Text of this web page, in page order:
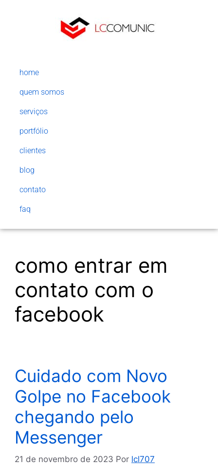
home
quem somos
serviços
portfólio
clientes
blog
contato
faq
como entrar em
contato com o
facebook
Cuidado com Novo
Golpe no Facebook
chegando pelo
Messenger
21 de novembro de 2023 Por lcl707